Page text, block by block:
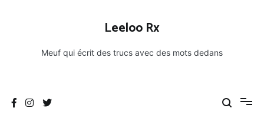
Leeloo Rx
Meuf qui écrit des trucs avec des mots dedans